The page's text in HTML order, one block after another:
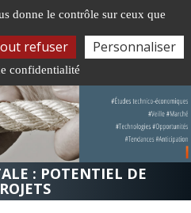
: POTENTIEL DE
les cookies
donne le contrôle sur ceux que
refuser Personnaliser
confidentialité